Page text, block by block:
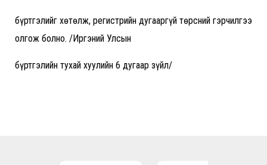
бүртгэлийг хөтөлж, регистрийн дугааргүй төрсний гэрчилгээ
олгож болно. /Иргэний Улсын
бүртгэлийн тухай хуулийн 6 дугаар зүйл/